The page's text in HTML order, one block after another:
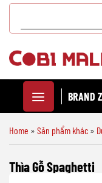
Chuyển
dung
for:
BRAND
Home » Sản phẩm khác »
Thìa Gỗ Spaghetti